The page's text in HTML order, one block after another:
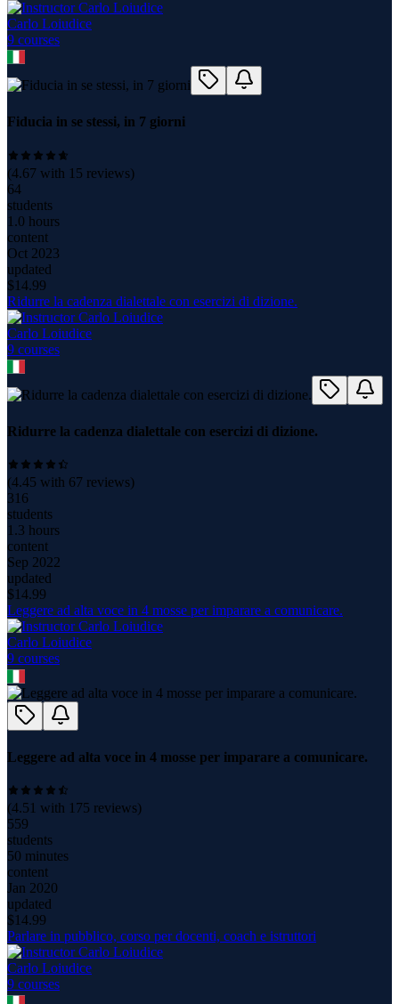
Carlo Loiudice
9 courses
Fiducia in se stessi, in 7 giorni
(4.67 with 15 reviews)
64
students
1.0 hours
content
Oct 2023
updated
$14.99
Ridurre la cadenza dialettale con esercizi di dizione.
Carlo Loiudice
9 courses
Ridurre la cadenza dialettale con esercizi di dizione.
(4.45 with 67 reviews)
316
students
1.3 hours
content
Sep 2022
updated
$14.99
Leggere ad alta voce in 4 mosse per imparare a comunicare.
Carlo Loiudice
9 courses
Leggere ad alta voce in 4 mosse per imparare a comunicare.
(4.51 with 175 reviews)
559
students
50 minutes
content
Jan 2020
updated
$14.99
Parlare in pubblico, corso per docenti, coach e istruttori
Carlo Loiudice
9 courses